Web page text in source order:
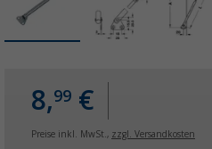
8,99 €
Preise inkl. MwSt., zzgl. Versandkosten